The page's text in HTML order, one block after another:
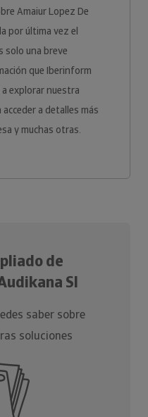
Amaiur Lopez De
por última vez el
una breve
que Iberinform
explorar nuestra
a detalles más
y muchas otras.
de
Sl
saber sobre
soluciones